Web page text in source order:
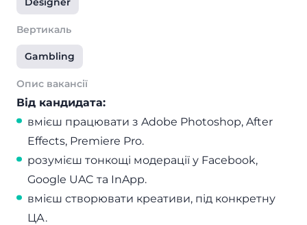
Вертикаль
Gambling
Опис вакансії
Від кандидата:
вмієш працювати з Adobe Photoshop, After
Effects, Premiere Pro.
розумієш тонкощі модерації у Facebook,
Google UAC та InApp.
вмієш створювати креативи, під конкретну
ЦА.